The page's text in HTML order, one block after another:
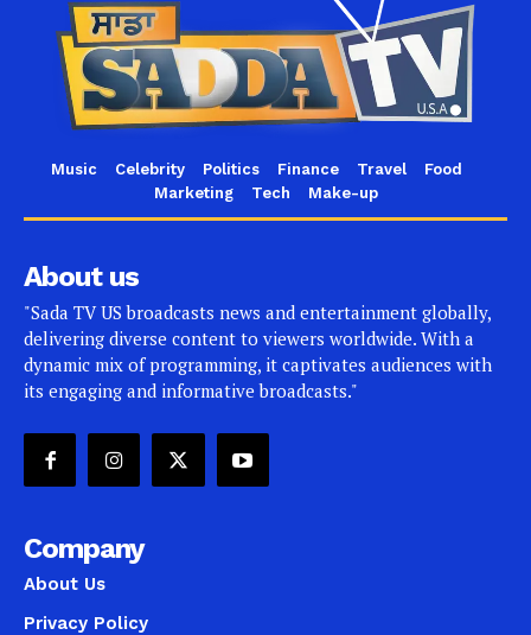
Music Celebrity Politics Finance Travel
Food
Marketing
Tech Make-up
About us
"Sada TV US broadcasts news and entertainment globally,
delivering diverse content to viewers worldwide. With a
dynamic mix of programming, it captivates audiences with
its engaging and informative broadcasts."
Company
About Us
Privacy Policy